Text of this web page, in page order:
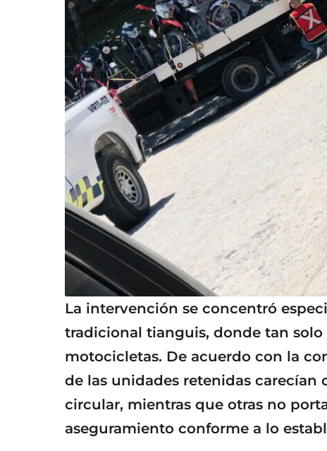
La intervención se concentró
tradicional tianguis, donde tan solo
motocicletas. De acuerdo con la
de las unidades retenidas
circular, mientras que otras no
aseguramiento conforme a lo